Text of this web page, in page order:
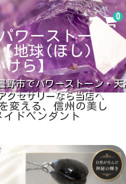
ワーストー
地球(ほし)
けら】
野市でパワーストーン・天
クセサリーなら当店へ
0
変える、信州の美し
ドペンダント